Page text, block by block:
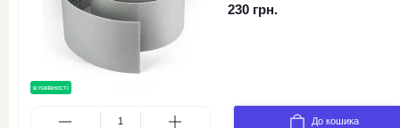
в наявності
230 грн.
До кошика